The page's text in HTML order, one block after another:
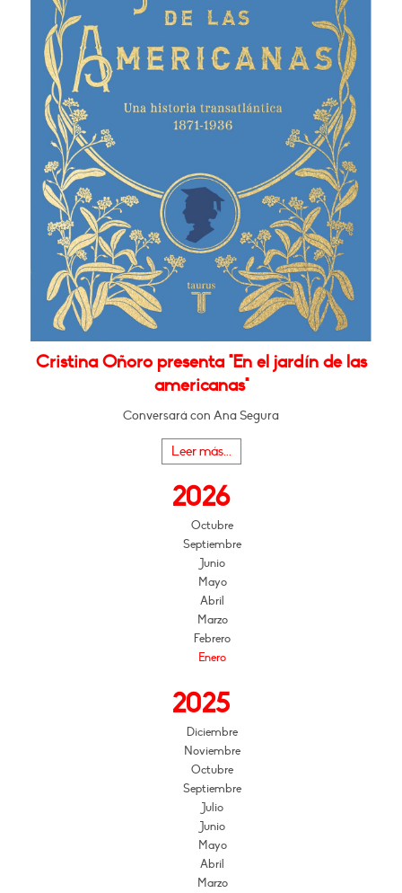
Cristina Oñoro presenta "En el jardín de las
americanas"
Conversará con Ana Segura
Leer más...
2026
Octubre
Septiembre
Junio
Mayo
Abril
Marzo
Febrero
Enero
2025
Diciembre
Noviembre
Octubre
Septiembre
Julio
Junio
Mayo
Abril
Marzo